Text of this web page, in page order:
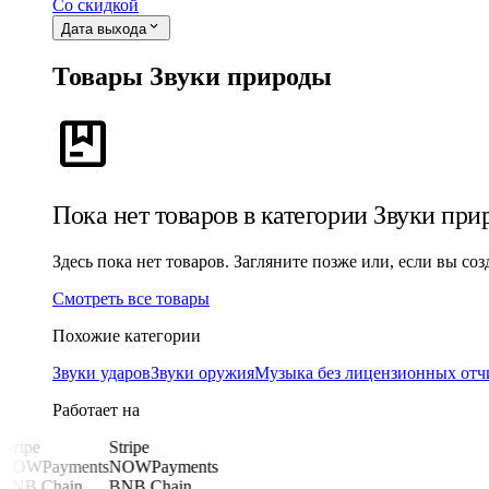
Со скидкой
Дата выхода expand_more
Товары Звуки природы
package
Пока нет товаров в категории Звуки
Здесь пока нет товаров. Загляните позже или, если вы
Смотреть все товары
Похожие категории
Звуки ударовЗвуки оружияМузыка без лицензионных
Работает на
Stripe
NOWPayments